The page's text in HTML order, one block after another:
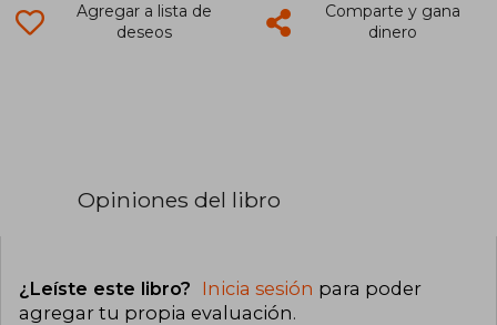
Agregar a lista de
deseos
Comparte y gana
dinero
Opiniones del libro
¿Leíste este libro? Inicia sesión para poder
agregar tu propia evaluación.